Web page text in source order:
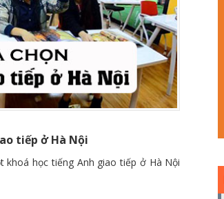
tiếp ở Hà Nội
học tiếng Anh giao tiếp ở Hà Nội